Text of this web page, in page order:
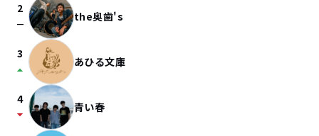
2
check_indeterminate_small the奥歯's
3
arrow_drop_up あひる文庫
4
arrow_drop_down 青い春